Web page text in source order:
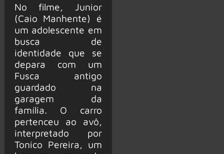
No filme, Junior
(Caio Manhente) é
um adolescente em
busca de
identidade que se
depara com um
Fusca antigo
guardado na
garagem da
família. O carro
pertenceu ao avô,
interpretado por
Tonico Pereira, um